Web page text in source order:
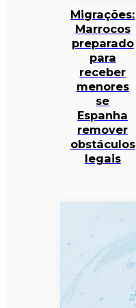
Migrações:
Marrocos
preparado
para
receber
menores
se
Espanha
remover
obstáculos
legais